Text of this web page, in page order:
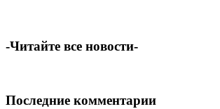
-Читайте все новости-
Последние комментарии